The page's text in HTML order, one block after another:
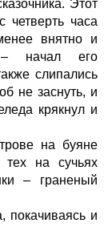
Этот
часа
внятно и
– начал его
слипались
не заснуть, и
крякнул и
на буяне
на сучьях
– граненый
покачиваясь и